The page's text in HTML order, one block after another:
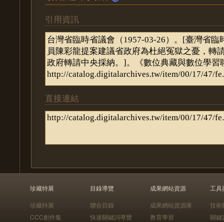
引用資訊
直接連結
珍藏特展
珍藏特展
CCC創作集
目錄導覽
聯合目錄
快速關鍵詞導覽
成果網站資源
成果網站資源庫
教育學習
工具
技術
關鍵